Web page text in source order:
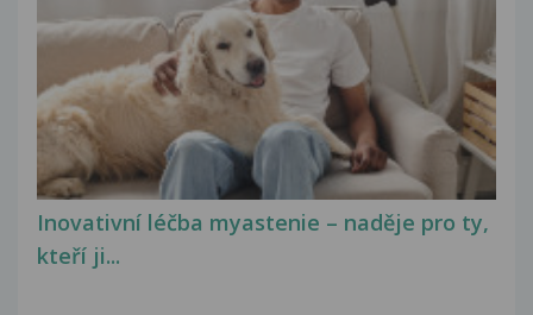
Inovativní léčba myastenie – naděje pro ty,
kteří ji...